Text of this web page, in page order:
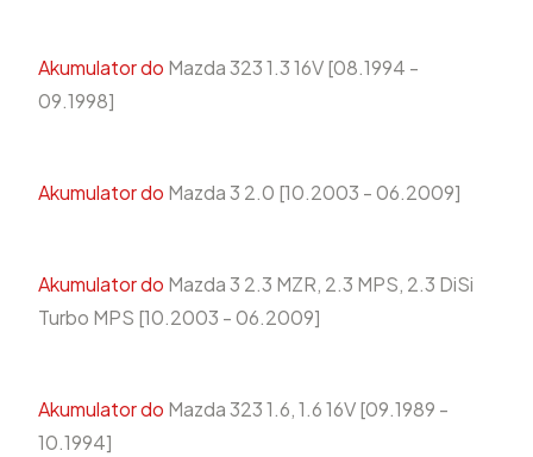
Akumulator do Mazda 323 1.3 16V [08.1994 -
09.1998]
Akumulator do Mazda 3 2.0 [10.2003 - 06.2009]
Akumulator do Mazda 3 2.3 MZR, 2.3 MPS, 2.3 DiSi
Turbo MPS [10.2003 - 06.2009]
Akumulator do Mazda 323 1.6, 1.6 16V [09.1989 -
10.1994]